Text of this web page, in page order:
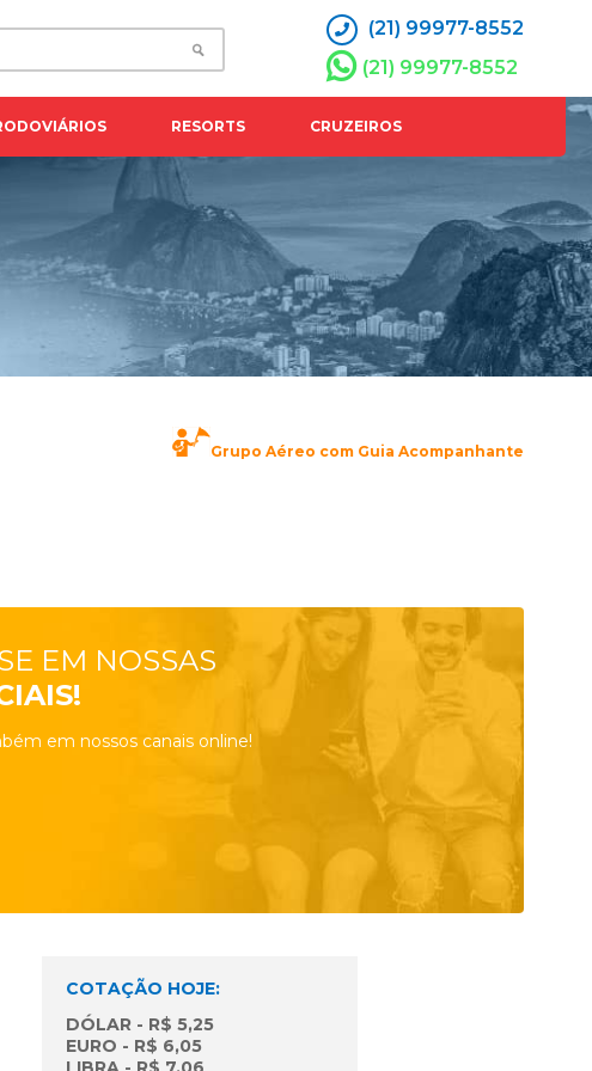
(21) 99977-8552
(21) 99977-8552
RESORTS CRUZEIROS
Grupo Aéreo com Guia Acompanhante
EM NOSSAS
em nossos canais online!
COTAÇÃO HOJE:
DÓLAR - R$ 5,25
EURO - R$ 6,05